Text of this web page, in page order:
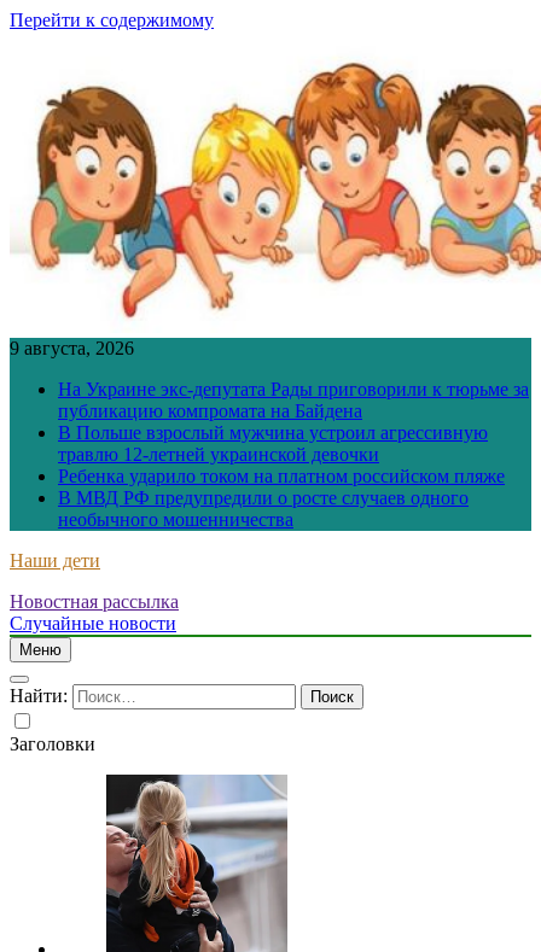
Перейти к содержимому
9 августа, 2026
На Украине экс-депутата Рады приговорили к тюрьме за
публикацию компромата на Байдена
В Польше взрослый мужчина устроил агрессивную
травлю 12-летней украинской девочки
Ребенка ударило током на платном российском пляже
В МВД РФ предупредили о росте случаев одного
необычного мошенничества
Наши дети
Новостная рассылка
Случайные новости
Меню
Найти:
Заголовки